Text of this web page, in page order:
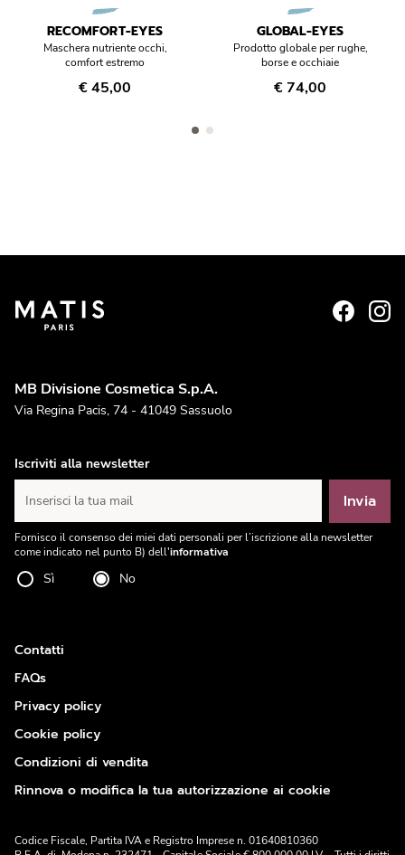
RECOMFORT-EYES
Maschera nutriente occhi,
comfort estremo
€ 45,00
GLOBAL-EYES
Prodotto globale per rughe,
borse e occhiaie
€ 74,00
MB Divisione Cosmetica S.p.A.
Via Regina Pacis, 74 - 41049 Sassuolo
Iscriviti alla newsletter
Inserisci la tua mail Invia
Fornisco il consenso dei miei dati personali per l’iscrizione alla newsletter
come indicato nel punto B) dell'informativa
Sì No
Contatti
FAQs
Privacy policy
Cookie policy
Condizioni di vendita
Rinnova o modifica la tua autorizzazione ai cookie
Codice Fiscale, Partita IVA e Registro Imprese n. 01640810360